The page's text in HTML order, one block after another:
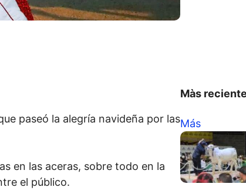
paseó la alegría navideña por las
en las aceras, sobre todo en la
el público.
Màs
Más